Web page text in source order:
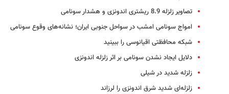
تصاویر زلزله 8.9 ریشتری اندونزی و هشدار سونامی
امواج سونامی امشب در سواحل جنوبی ایران؛ نشانه‌های وقوع سونامی
شبکه محافظتی اقیانوسی را ببینید
دلایل ایجاد نشدن سونامی بر اثر زلزله اندونزی
زلزله شدید در شیلی
زلزله‌ای شدید شرق اندونزی را لرزاند